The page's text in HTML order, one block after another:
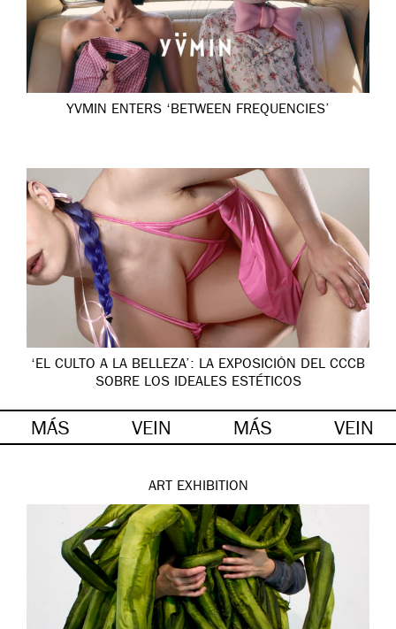
YVMIN ENTERS ‘BETWEEN FREQUENCIES’
‘EL CULTO A LA BELLEZA’: LA EXPOSICIÓN DEL CCCB
SOBRE LOS IDEALES ESTÉTICOS
MÁS VEIN MÁS VEIN
ART EXHIBITION